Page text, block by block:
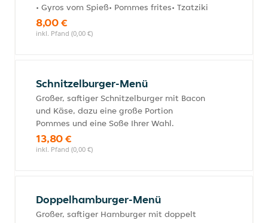
• Gyros vom Spieß• Pommes frites• Tzatziki
8,00 €
inkl. Pfand (0,00 €)
Schnitzelburger-Menü
Großer, saftiger Schnitzelburger mit Bacon
und Käse, dazu eine große Portion
Pommes und eine Soße Ihrer Wahl.
13,80 €
inkl. Pfand (0,00 €)
Doppelhamburger-Menü
Großer, saftiger Hamburger mit doppelt